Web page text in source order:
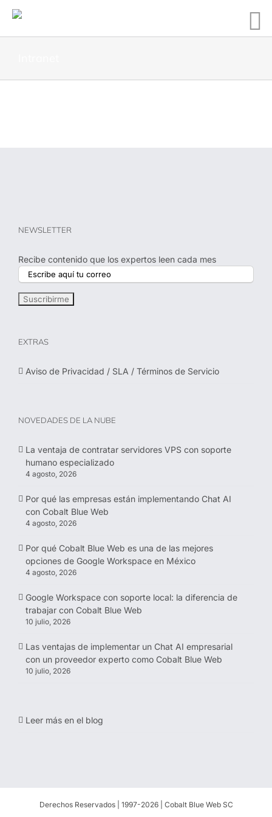
NEWSLETTER
Recibe contenido que los expertos leen cada mes
EXTRAS
Aviso de Privacidad / SLA / Términos de Servicio
NOVEDADES DE LA NUBE
La ventaja de contratar servidores VPS con soporte
humano especializado
4 agosto, 2026
Por qué las empresas están implementando Chat AI
con Cobalt Blue Web
4 agosto, 2026
Por qué Cobalt Blue Web es una de las mejores
opciones de Google Workspace en México
4 agosto, 2026
Google Workspace con soporte local: la diferencia de
trabajar con Cobalt Blue Web
10 julio, 2026
Las ventajas de implementar un Chat AI empresarial
con un proveedor experto como Cobalt Blue Web
10 julio, 2026
Leer más en el blog
Derechos Reservados | 1997-2026 | Cobalt Blue Web SC